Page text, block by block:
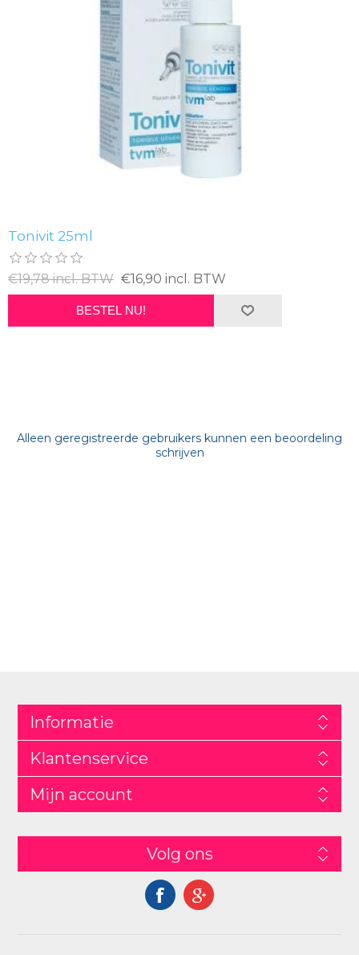
Tonivit 25ml
€19,78 incl. BTW €16,90 incl. BTW
BESTEL NU!
Alleen geregistreerde gebruikers kunnen een beoordeling
schrijven
Informatie
Klantenservice
Mijn account
Volg ons